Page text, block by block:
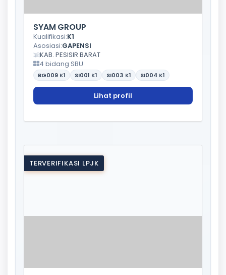
SYAM GROUP
Kualifikasi:K1
Asosiasi:GAPENSI
KAB. PESISIR BARAT
4 bidang SBU
BG009 K1 SI001 K1 SI003 K1 SI004 K1
Lihat profil
TERVERIFIKASI LPJK